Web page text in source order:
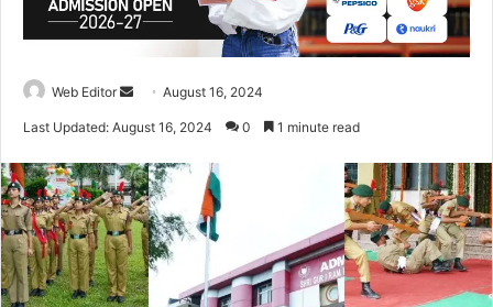
Web Editor
d
a
n
e
m
a
August 16, 2024
Last Updated: August 16, 2024 0 1 minute read